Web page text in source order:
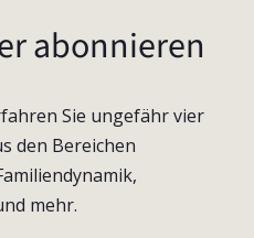
abonnieren
Sie ungefähr vier
den Bereichen
mehr.